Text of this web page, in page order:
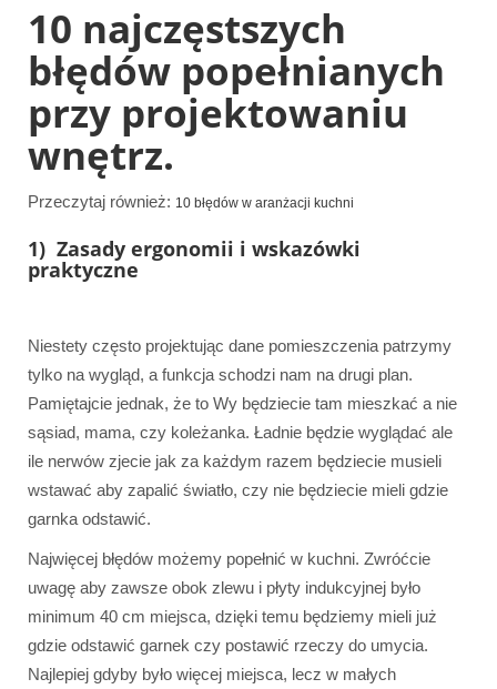
10 najczęstszych
błędów popełnianych
przy projektowaniu
wnętrz.
Przeczytaj również: 10 błędów w aranżacji kuchni
1) Zasady ergonomii i wskazówki
praktyczne
Niestety często projektując dane pomieszczenia patrzymy
tylko na wygląd, a funkcja schodzi nam na drugi plan.
Pamiętajcie jednak, że to Wy będziecie tam mieszkać a nie
sąsiad, mama, czy koleżanka. Ładnie będzie wyglądać ale
ile nerwów zjecie jak za każdym razem będziecie musieli
wstawać aby zapalić światło, czy nie będziecie mieli gdzie
garnka odstawić.
Najwięcej błędów możemy popełnić w kuchni. Zwróćcie
uwagę aby zawsze obok zlewu i płyty indukcyjnej było
minimum 40 cm miejsca, dzięki temu będziemy mieli już
gdzie odstawić garnek czy postawić rzeczy do umycia.
Najlepiej gdyby było więcej miejsca, lecz w małych